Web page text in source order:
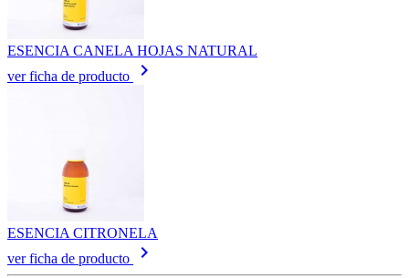
ESENCIA CANELA HOJAS NATURAL
ver ficha de producto
keyboard_arrow_right
ESENCIA CITRONELA
ver ficha de producto
keyboard_arrow_right